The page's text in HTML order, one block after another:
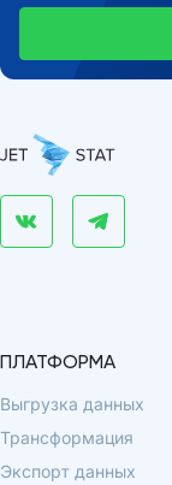
ПЛАТФОРМА
Выгрузка данных
Трансформация
Экспорт данных